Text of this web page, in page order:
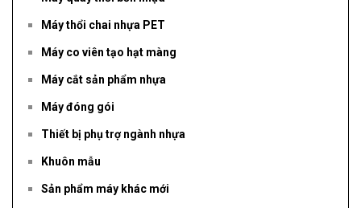
Máy thổi chai nhựa PET
Máy co viên tạo hạt màng
Máy cắt sản phẩm nhựa
Máy đóng gói
Thiết bị phụ trợ ngành nhựa
Khuôn mẫu
Sản phẩm máy khác mới